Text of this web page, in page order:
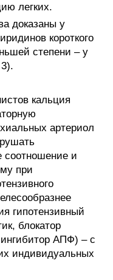
легких.
доказаны у
короткого
степени – у
кальция
артериол
соотношение и
при
гипотензивный
блокатор
ингибитор АПФ) – с
индивидуальных